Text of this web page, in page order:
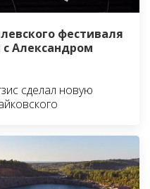
фестиваля
Александром
сделал новую